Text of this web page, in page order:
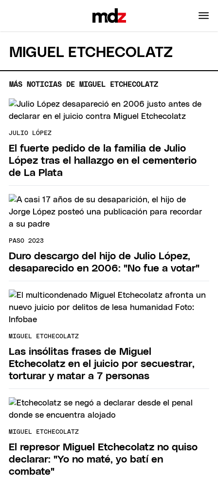
MIGUEL ETCHECOLATZ
MÁS NOTICIAS DE MIGUEL ETCHECOLATZ
JULIO LÓPEZ
El fuerte pedido de la familia de Julio
López tras el hallazgo en el cementerio
de La Plata
PASO 2023
Duro descargo del hijo de Julio López,
desaparecido en 2006: "No fue a votar"
MIGUEL ETCHECOLATZ
Las insólitas frases de Miguel
Etchecolatz en el juicio por secuestrar,
torturar y matar a 7 personas
MIGUEL ETCHECOLATZ
El represor Miguel Etchecolatz no quiso
declarar: "Yo no maté, yo batí en
combate"